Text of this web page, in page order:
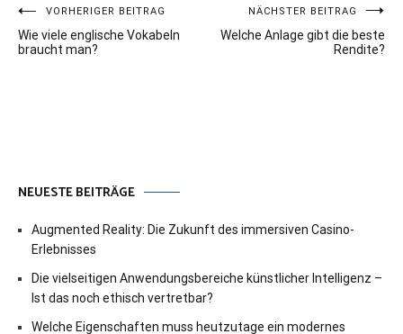
Beitragsnavigation
VORHERIGER BEITRAG
Wie viele englische Vokabeln
braucht man?
NÄCHSTER BEITRAG
Welche Anlage gibt die beste
Rendite?
NEUESTE BEITRÄGE
Augmented Reality: Die Zukunft des immersiven Casino-
Erlebnisses
Die vielseitigen Anwendungsbereiche künstlicher Intelligenz –
Ist das noch ethisch vertretbar?
Welche Eigenschaften muss heutzutage ein modernes